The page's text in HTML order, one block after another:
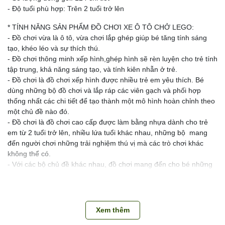
- Độ tuổi phù hợp: Trên 2 tuổi trở lên
* TÍNH NĂNG SẢN PHẨM ĐỒ CHƠI XE Ô TÔ CHỞ LEGO:
- Đồ chơi vừa là ô tô, vừa chơi lắp ghép giúp bé tăng tính sáng
tạo, khéo léo và sự thích thú.
- Đồ chơi thông minh xếp hình,ghép hình sẽ rèn luyện cho trẻ tính
tập trung, khả năng sáng tạo, và tính kiên nhẫn ở trẻ.
- Đồ chơi là đồ chơi xếp hình được nhiều trẻ em yêu thích. Bé
dùng những bộ đồ chơi và lắp ráp các viên gạch và phối hợp
thống nhất các chi tiết để tạo thành một mô hình hoàn chỉnh theo
một chủ đề nào đó.
- Đồ chơi là đồ chơi cao cấp được làm bằng nhựa dành cho trẻ
em từ 2 tuổi trở lên, nhiều lứa tuổi khác nhau, những bộ mang
đến người chơi những trải nghiệm thú vị mà các trò chơi khác
không thể có.
- Với các bộ chủ đề khác nhau, đồ chơi mang đến cho bé những
trẻ phải tập trung, chi tiết và cẩn thận.
- Để con chơi đồ chơi lắp ghép cũng sẽ rèn luyện cho trẻ sự kiên
Xem thêm